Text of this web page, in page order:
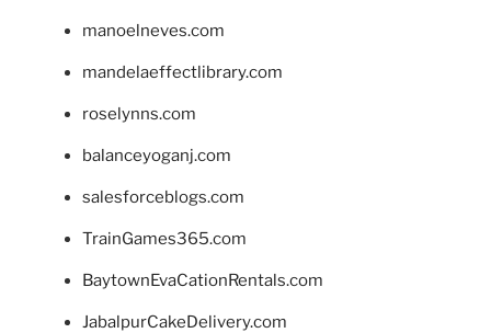
manoelneves.com
mandelaeffectlibrary.com
roselynns.com
balanceyoganj.com
salesforceblogs.com
TrainGames365.com
BaytownEvaCationRentals.com
JabalpurCakeDelivery.com